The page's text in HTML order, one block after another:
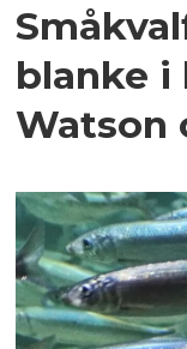
blanke i
Watson